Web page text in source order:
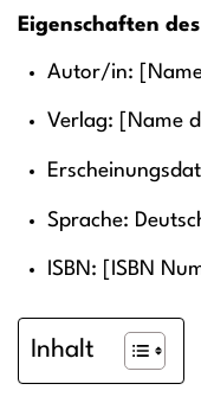
Eigenschaften
Autor/in:
Verlag: [Name
Sprache:
ISBN: [ISBN
Inhalt